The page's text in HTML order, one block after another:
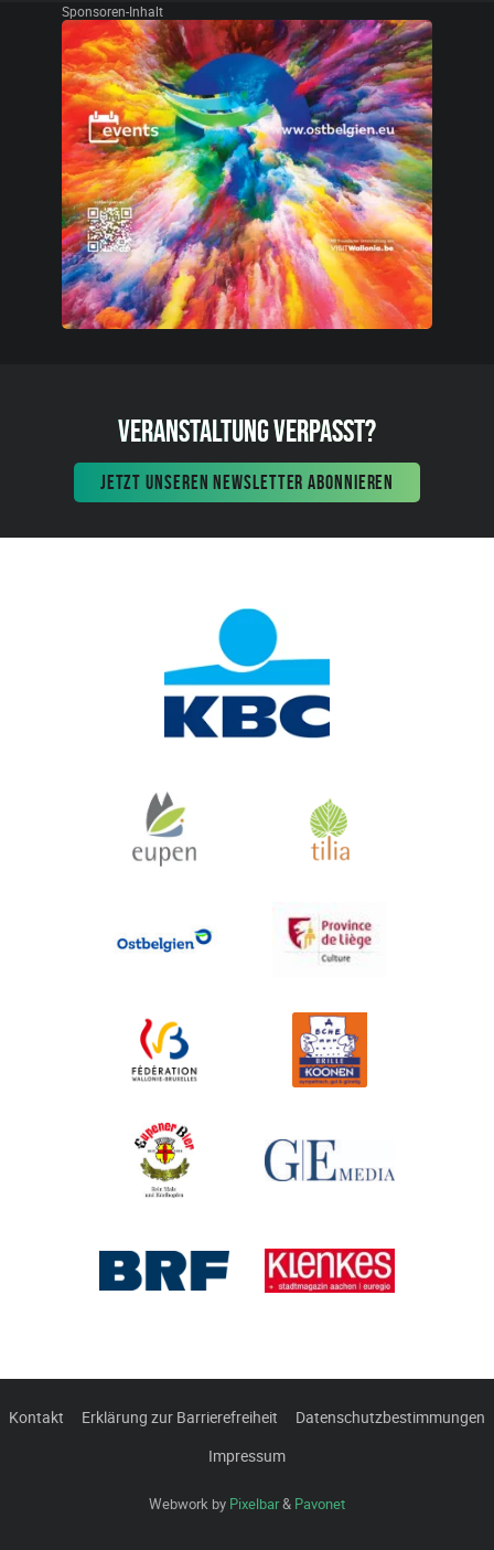
Sponsoren-Inhalt
VERANSTALTUNG VERPASST?
JETZT UNSEREN NEWSLETTER ABONNIEREN
Kontakt Erklärung zur Barrierefreiheit
Datenschutzbestimmungen
Impressum
Webwork by Pixelbar& Pavonet